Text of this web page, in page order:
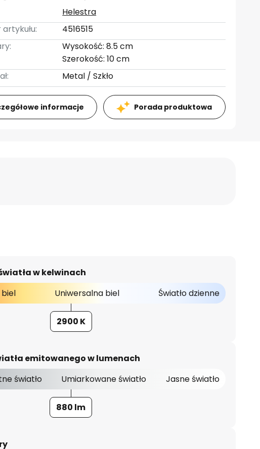
Helestra
4516515
Wysokość: 8.5 cm
Szerokość: 10 cm
Metal / Szkło
informacje Porada produktowa
w kelwinach
biel
Uniwersalna biel Światło dzienne
2900 K
emitowanego w lumenach
światło
Umiarkowane światło Jasne światło
880 lm